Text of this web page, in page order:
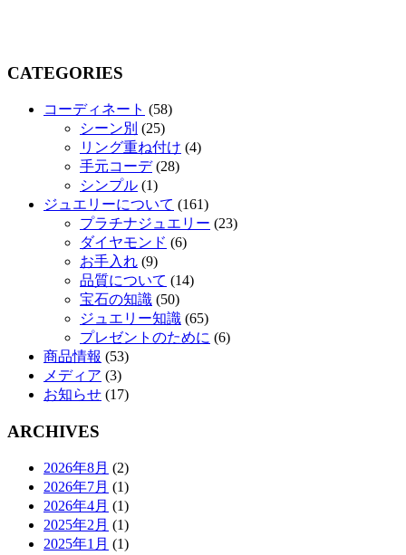
CATEGORIES
コーディネート (58)
シーン別 (25)
リング重ね付け (4)
手元コーデ(28)
シンプル (1)
ジュエリーについて (161)
プラチナジュエリー (23)
ダイヤモンド (6)
お手入れ (9)
品質について (14)
宝石の知識 (50)
ジュエリー知識 (65)
プレゼントのために (6)
商品情報 (53)
メディア (3)
お知らせ (17)
ARCHIVES
2026年8月 (2)
2026年7月 (1)
2026年4月 (1)
2025年2月 (1)
2025年1月 (1)